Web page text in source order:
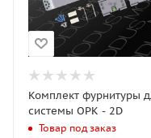
Комплект фурнитуры
системы OPK - 2D
Товар под заказ